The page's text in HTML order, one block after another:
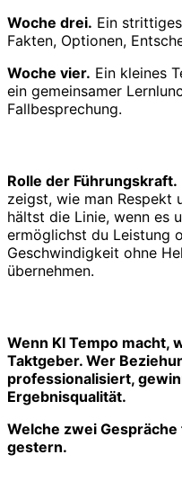
Woche drei. Ein
Fakten, Optionen,
Woche vier. Ein kleines
ein gemeinsamer
Fallbesprechung.
Rolle der Führungskraft.
zeigst, wie man Respekt
hältst die Linie, wenn es
ermöglichst du Leistung
Geschwindigkeit ohne
übernehmen.
Wenn KI Tempo macht,
Taktgeber. Wer
professionalisiert,
Ergebnisqualität.
Welche zwei
gestern.